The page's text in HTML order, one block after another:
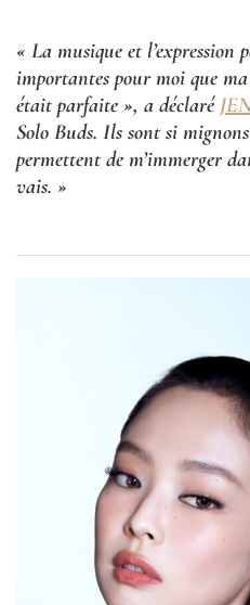
« La musique et l’expression
importantes pour moi que
était parfaite », a déclaré
Solo Buds. Ils sont si
permettent de m’immerger
vais. »